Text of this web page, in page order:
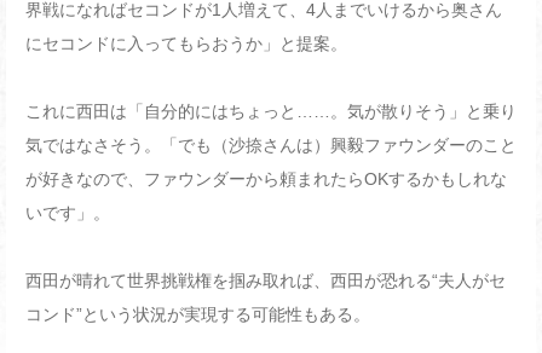
界戦になればセコンドが1人増えて、4人までいけるから奥さん
にセコンドに入ってもらおうか」と提案。
これに西田は「自分的にはちょっと……。気が散りそう」と乗り
気ではなさそう。「でも（沙捺さんは）興毅ファウンダーのこと
が好きなので、ファウンダーから頼まれたらOKするかもしれな
いです」。
西田が晴れて世界挑戦権を掴み取れば、西田が恐れる“夫人がセ
コンド”という状況が実現する可能性もある。